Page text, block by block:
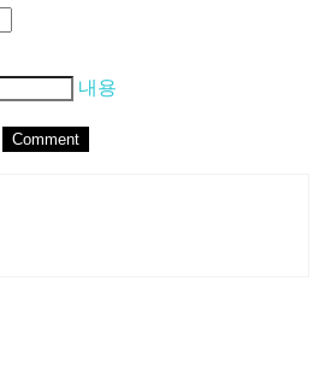
내용
Comment